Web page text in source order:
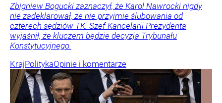
Zbigniew Bogucki zaznaczył, że Karol Nawrocki nigdy
nie zadeklarował, że nie przyjmie ślubowania od
czterech sędziów TK. Szef Kancelarii Prezydenta
wyjaśnił, że kluczem będzie decyzja Trybunału
Konstytucyjnego.
KrajPolitykaOpinie i komentarze